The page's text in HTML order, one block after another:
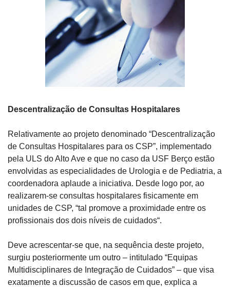
Descentralização de Consultas Hospitalares
Relativamente ao projeto denominado “Descentralização
de Consultas Hospitalares para os CSP”, implementado
pela ULS do Alto Ave e que no caso da USF Berço estão
envolvidas as especialidades de Urologia e de Pediatria, a
coordenadora aplaude a iniciativa. Desde logo por, ao
realizarem-se consultas hospitalares fisicamente em
unidades de CSP, “tal promove a proximidade entre os
profissionais dos dois níveis de cuidados“.
Deve acrescentar-se que, na sequência deste projeto,
surgiu posteriormente um outro – intitulado “Equipas
Multidisciplinares de Integração de Cuidados” – que visa
exatamente a discussão de casos em que, explica a